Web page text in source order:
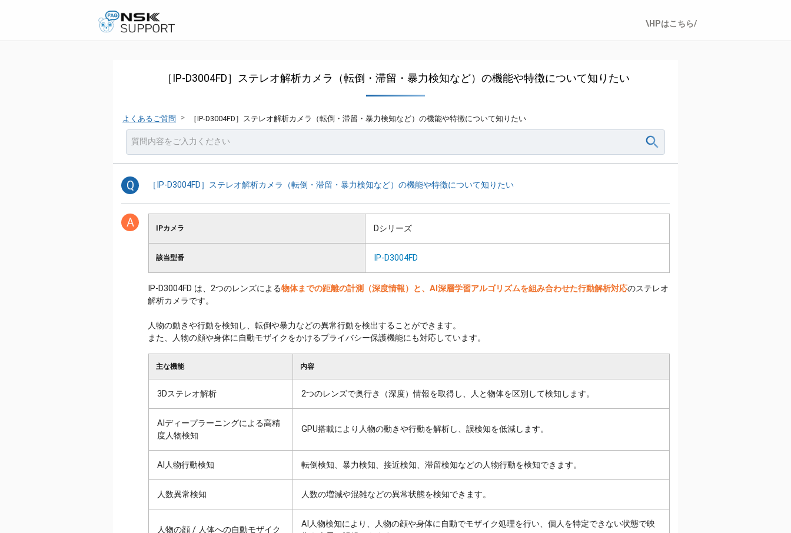
\HPはこちら/
［IP-D3004FD］ステレオ解析カメラ（転倒・滞留・暴力検知など）の機能や特徴について知りたい
よくあるご質問 > ［IP-D3004FD］ステレオ解析カメラ（転倒・滞留・暴力検知など）の機能や特徴について知りたい
Q ［IP-D3004FD］ステレオ解析カメラ（転倒・滞留・暴力検知など）の機能や特徴について知りたい
A IPカメラ Dシリーズ
該当型番 IP-D3004FD
IP-D3004FD は、2つのレンズによる物体までの距離の計測（深度情報）と、AI深層学習アルゴリズムを組み合わせた行動解析対応のステレオ
解析カメラです。
人物の動きや行動を検知し、転倒や暴力などの異常行動を検出することができます。
また、人物の顔や身体に自動モザイクをかけるプライバシー保護機能にも対応しています。
主な機能 内容
3Dステレオ解析 2つのレンズで奥行き（深度）情報を取得し、人と物体を区別して検知します。
AIディープラーニングによる高精
度人物検知
GPU搭載により人物の動きや行動を解析し、誤検知を低減します。
AI人物行動検知 転倒検知、暴力検知、接近検知、滞留検知などの人物行動を検知できます。
人数異常検知 人数の増減や混雑などの異常状態を検知できます。
人物の顔 / 人体への自動モザイク
AI人物検知により、人物の顔や身体に自動でモザイク処理を行い、個人を特定できない状態で映